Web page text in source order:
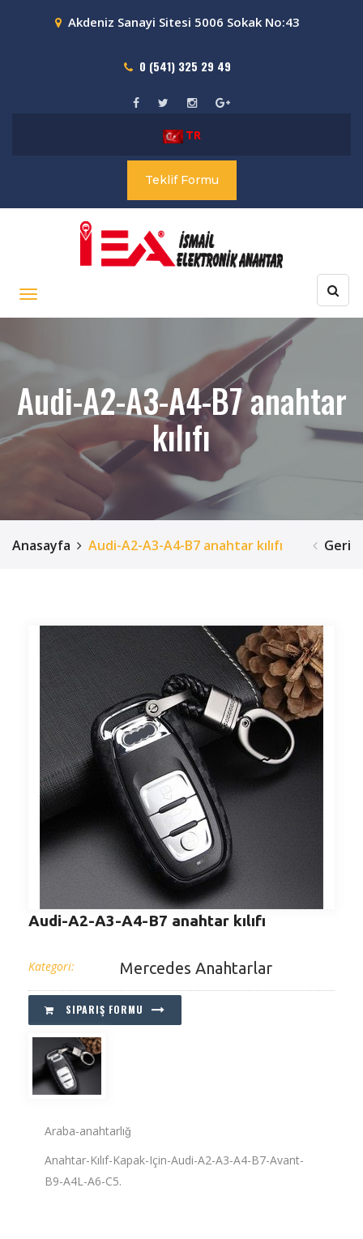
Akdeniz Sanayi Sitesi 5006 Sokak No:43
0 (541) 325 29 49
TR
Teklif Formu
Audi-A2-A3-A4-B7 anahtar
kılıfı
Anasayfa Audi-A2-A3-A4-B7 anahtar kılıfı Geri
Audi-A2-A3-A4-B7 anahtar kılıfı
Kategori: Mercedes Anahtarlar
SIPARIŞ FORMU
Araba-anahtarlığ
Anahtar-Kılıf-Kapak-Için-Audi-A2-A3-A4-B7-Avant-
B9-A4L-A6-C5.